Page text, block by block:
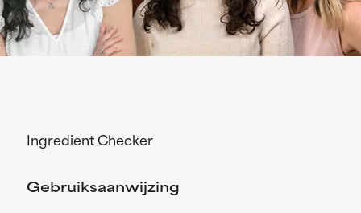
Ingredient Checker
Gebruiksaanwijzing